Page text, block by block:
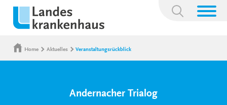
Suchbegriff:
Home Aktuelles Veranstaltungsrückblick
Andernacher Trialog